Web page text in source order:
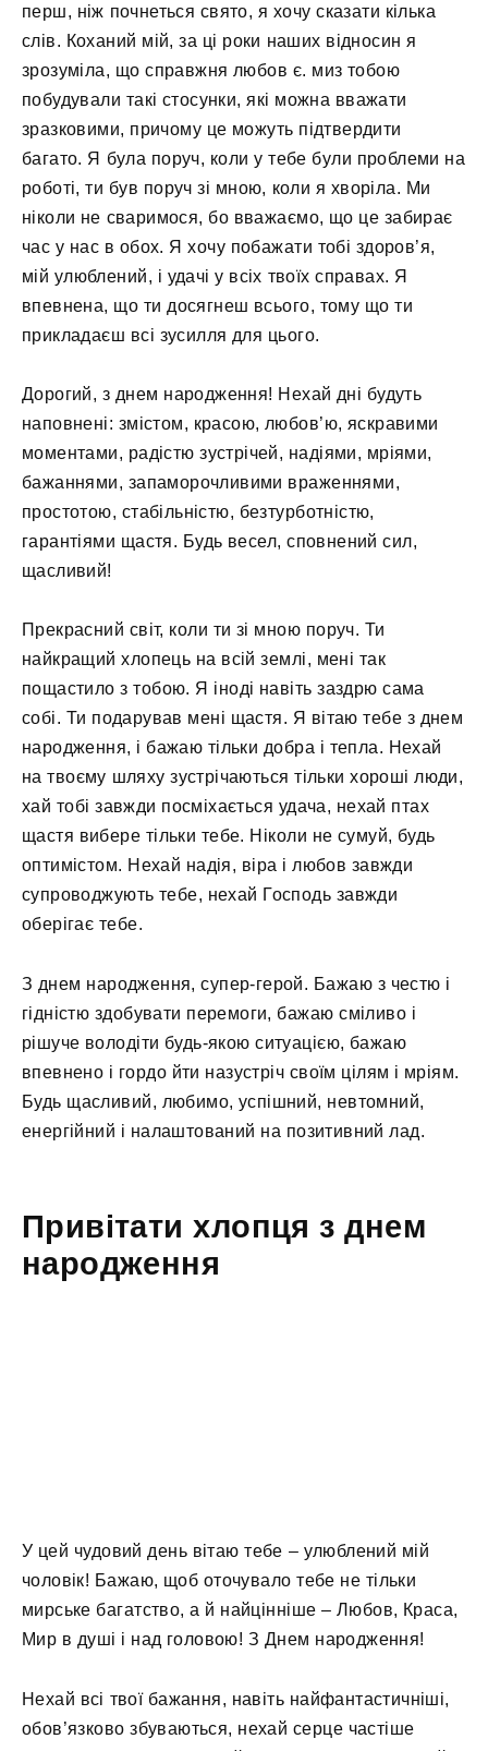
перш, ніж почнеться свято, я хочу сказати кілька
слів. Коханий мій, за ці роки наших відносин я
зрозуміла, що справжня любов є. миз тобою
побудували такі стосунки, які можна вважати
зразковими, причому це можуть підтвердити
багато. Я була поруч, коли у тебе були проблеми на
роботі, ти був поруч зі мною, коли я хворіла. Ми
ніколи не сваримося, бо вважаємо, що це забирає
час у нас в обох. Я хочу побажати тобі здоров’я,
мій улюблений, і удачі у всіх твоїх справах. Я
впевнена, що ти досягнеш всього, тому що ти
прикладаєш всі зусилля для цього.
Дорогий, з днем ​​народження! Нехай дні будуть
наповнені: змістом, красою, любов’ю, яскравими
моментами, радістю зустрічей, надіями, мріями,
бажаннями, запаморочливими враженнями,
простотою, стабільністю, безтурботністю,
гарантіями щастя. Будь весел, сповнений сил,
щасливий!
Прекрасний світ, коли ти зі мною поруч. Ти
найкращий хлопець на всій землі, мені так
пощастило з тобою. Я іноді навіть заздрю ​​сама
собі. Ти подарував мені щастя. Я вітаю тебе з днем
​​народження, і бажаю тільки добра і тепла. Нехай
на твоєму шляху зустрічаються тільки хороші люди,
хай тобі завжди посміхається удача, нехай птах
щастя вибере тільки тебе. Ніколи не сумуй, будь
оптимістом. Нехай надія, віра і любов завжди
супроводжують тебе, нехай Господь завжди
оберігає тебе.
З днем ​​народження, супер-герой. Бажаю з честю і
гідністю здобувати перемоги, бажаю сміливо і
рішуче володіти будь-якою ситуацією, бажаю
впевнено і гордо йти назустріч своїм цілям і мріям.
Будь щасливий, любимо, успішний, невтомний,
енергійний і налаштований на позитивний лад.
Привітати хлопця з днем
народження
У цей чудовий день вітаю тебе – улюблений мій
чоловік! Бажаю, щоб оточувало тебе не тільки
мирське багатство, а й найцінніше – Любов, Краса,
Мир в душі і над головою! З Днем народження!
Нехай всі твої бажання, навіть найфантастичніші,
обов’язково збуваються, нехай серце частіше